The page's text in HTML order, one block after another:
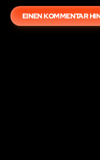
EINEN KOMMENTAR